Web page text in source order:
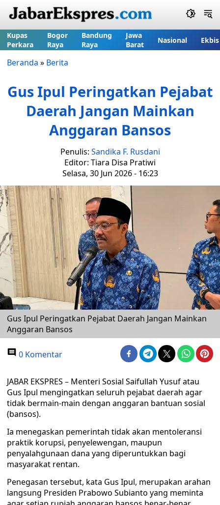
Kupas
Perkara
Bogor
Raya
Bandung
Raya
Jawa
Barat
Nasional Ekbis
Beranda » Berita
Gus Ipul Peringatkan Pejabat
Daerah Jangan Mainkan
Anggaran Bansos
Penulis: Sandika F. Rusdani
Editor: Tiara Disa Pratiwi
Selasa, 30 Jun 2026 - 16:23
Gus Ipul Peringatkan Pejabat Daerah Jangan Mainkan
Anggaran Bansos
0 Komentar
JABAR EKSPRES – Menteri Sosial Saifullah Yusuf atau
Gus Ipul mengingatkan seluruh pejabat daerah agar
tidak bermain-main dengan anggaran bantuan sosial
(bansos).
Ia menegaskan pemerintah tidak akan mentoleransi
praktik korupsi, penyelewengan, maupun
penyalahgunaan dana yang diperuntukkan bagi
masyarakat rentan.
Penegasan tersebut, kata Gus Ipul, merupakan arahan
langsung Presiden Prabowo Subianto yang meminta